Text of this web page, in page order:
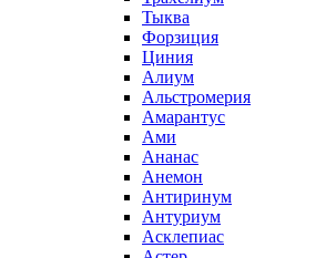
Тыква
Форзиция
Циния
Алиум
Альстромерия
Амарантус
Ами
Ананас
Анемон
Антиринум
Антуриум
Асклепиас